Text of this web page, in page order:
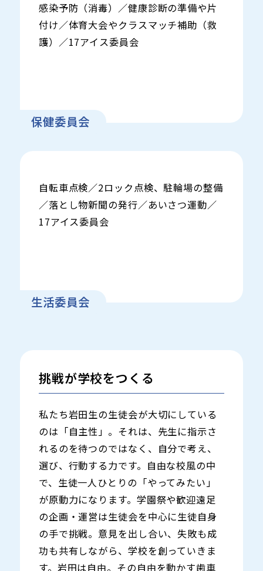
感染予防（消毒）／健康診断の準備や片
付け／体育大会やクラスマッチ補助（救
護）／17アイス委員会
保健委員会
自転車点検／2ロック点検、駐輪場の整備
／落とし物新聞の発行／あいさつ運動／
17アイス委員会
生活委員会
挑戦が学校をつくる
私たち岩田生の生徒会が大切にしている
のは「自主性」。それは、先生に指示さ
れるのを待つのではなく、自分で考え、
選び、行動する力です。自由な校風の中
で、生徒一人ひとりの「やってみたい」
が原動力になります。学園祭や歓迎遠足
の企画・運営は生徒会を中心に生徒自身
の手で挑戦。意見を出し合い、失敗も成
功も共有しながら、学校を創っていきま
す。岩田は自由。その自由を動かす歯車